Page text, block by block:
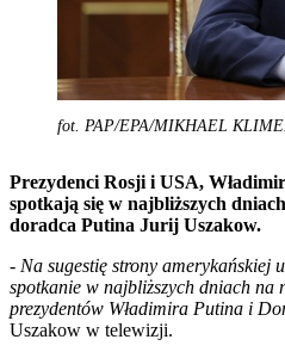
fot. PAP/EPA/MIKHAEL
Prezydenci Rosji i USA,
spotkają się w najbliższych
doradca Putina Jurij Uszakow.
- Na sugestię strony amerykańskiej
spotkanie w najbliższych dniach na
prezydentów Władimira Putina i
Uszakow w telewizji.